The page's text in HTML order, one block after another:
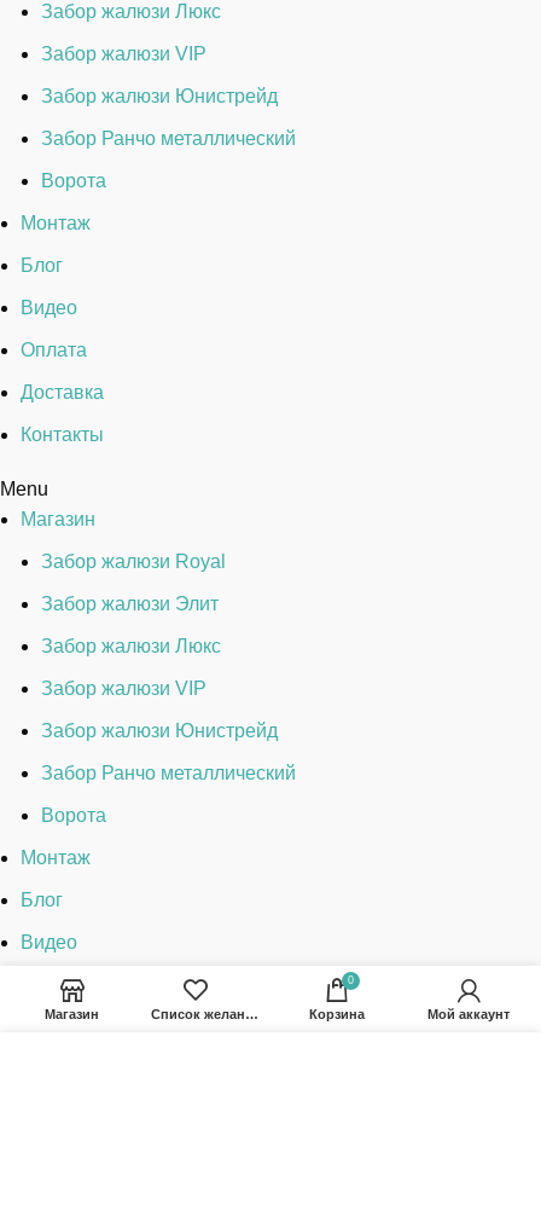
Забор жалюзи Люкс
Забор жалюзи VIP
Забор жалюзи Юнистрейд
Забор Ранчо металлический
Ворота
Монтаж
Блог
Видео
Оплата
Доставка
Контакты
Menu
Магазин
Забор жалюзи Royal
Забор жалюзи Элит
Забор жалюзи Люкс
Забор жалюзи VIP
Забор жалюзи Юнистрейд
Забор Ранчо металлический
Ворота
Монтаж
Блог
Видео
Оплата
Магазин Список желаний
0
Корзина Мой аккаунт